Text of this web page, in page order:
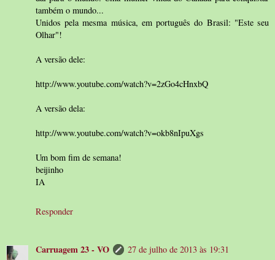
também o mundo...
Unidos pela mesma música, em português do Brasil: "Este seu
Olhar"!
A versão dele:
http://www.youtube.com/watch?v=2zGo4cHnxbQ
A versão dela:
http://www.youtube.com/watch?v=okb8nIpuXgs
Um bom fim de semana!
beijinho
IA
Responder
Carruagem 23 - VO
27 de julho de 2013 às 19:31